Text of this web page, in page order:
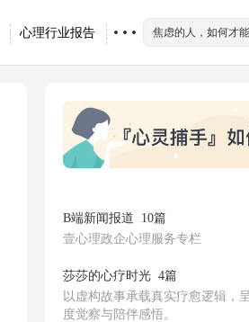
心理行业报告
B端新闻报道
10篇
壹心理政企心理服务专栏
莎莎的心疗时光 4篇
以虚构故事承载真实疗愈逻辑，
度觉察与陪伴感悟。